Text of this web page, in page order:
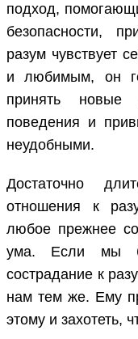
подход,
безопасности,
разум чувствует
и любимым, он
принять новые
поведения и
неудобными.
Достаточно
отношения к
любое прежнее
ума. Если мы
сострадание к
нам тем же. Ему
этому и захотеть,